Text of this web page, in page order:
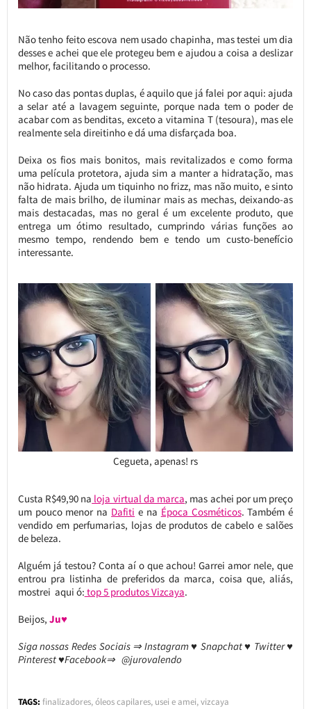
Não tenho feito escova nem usado chapinha, mas testei um dia
desses e achei que ele protegeu bem e ajudou a coisa a deslizar
melhor, facilitando o processo.
No caso das pontas duplas, é aquilo que já falei por aqui: ajuda
a selar até a lavagem seguinte, porque nada tem o poder de
acabar com as benditas, exceto a vitamina T (tesoura), mas ele
realmente sela direitinho e dá uma disfarçada boa.
Deixa os fios mais bonitos, mais revitalizados e como forma
uma película protetora, ajuda sim a manter a hidratação, mas
não hidrata. Ajuda um tiquinho no frizz, mas não muito, e sinto
falta de mais brilho, de iluminar mais as mechas, deixando-as
mais destacadas, mas no geral é um excelente produto, que
entrega um ótimo resultado, cumprindo várias funções ao
mesmo tempo, rendendo bem e tendo um custo-benefício
interessante.
Cegueta, apenas! rs
Custa R$49,90 na loja virtual da marca, mas achei por um preço
um pouco menor na Dafiti e na Época Cosméticos. Também é
vendido em perfumarias, lojas de produtos de cabelo e salões
de beleza.
Alguém já testou? Conta aí o que achou! Garrei amor nele, que
entrou pra listinha de preferidos da marca, coisa que, aliás,
mostrei aqui ó: top 5 produtos Vizcaya.
Beijos, Ju♥
Siga nossas Redes Sociais ⇒ Instagram ♥ Snapchat ♥ Twitter ♥
Pinterest ♥Facebook⇒ @jurovalendo
TAGS: finalizadores,óleos capilares, usei e amei,vizcaya